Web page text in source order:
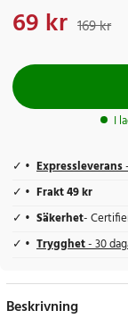
Nuvarande pris
69 kr 169 kr
I
Expressleverans
Frakt 49 kr
Säkerhet-
Trygghet- 30
Beskrivning